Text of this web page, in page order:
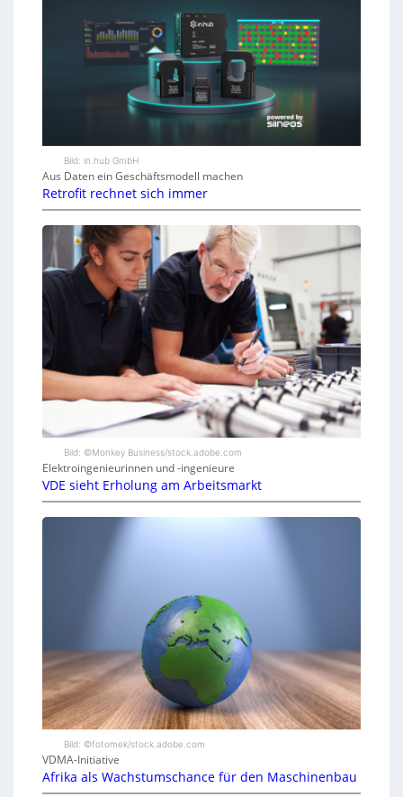
Bild: in.hub GmbH
Aus Daten ein Geschäftsmodell machen
Retrofit rechnet sich immer
Bild: ©Monkey Business/stock.adobe.com
Elektroingenieurinnen und -ingenieure
VDE sieht Erholung am Arbeitsmarkt
Bild: ©fotomek/stock.adobe.com
VDMA-Initiative
Afrika als Wachstumschance für den Maschinenbau